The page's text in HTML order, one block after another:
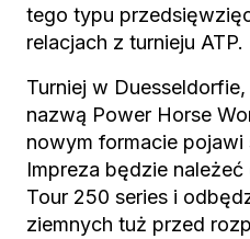
tego typu
relacjach z turnieju ATP.
Turniej w
nazwą Power Horse
nowym formacie pojawi
Impreza będzie
Tour 250 series i
ziemnych tuż przed